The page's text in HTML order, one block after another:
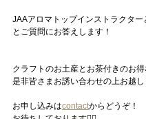
JAAアロマトップインストラクター
とご質問にお答えします！
クラフトのお土産とお茶付きのお
是非皆さまお誘い合わせの上お越し
お申し込みはcontactからどうぞ！